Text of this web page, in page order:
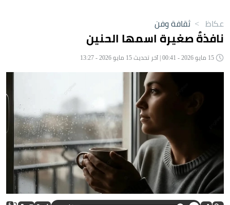
عكاظ > ثقافة وفن
نافذةٌ صغيرة اسمها الحنين